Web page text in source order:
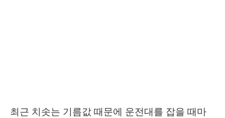
최근 치솟는 기름값 때문에 운전대를 잡을 때마